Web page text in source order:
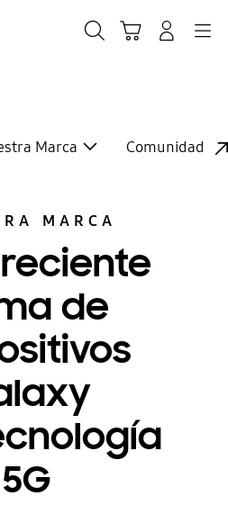
Marca Comunidad
MARCA
de
5G